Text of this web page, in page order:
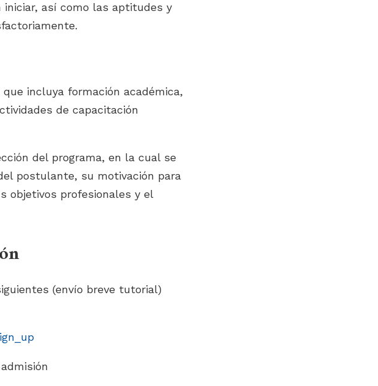
iniciar, así como las aptitudes y
incluya formación académica,
de capacitación
del programa, en la cual se
postulante, su motivación para
objetivos profesionales y el
(envío breve tutorial)